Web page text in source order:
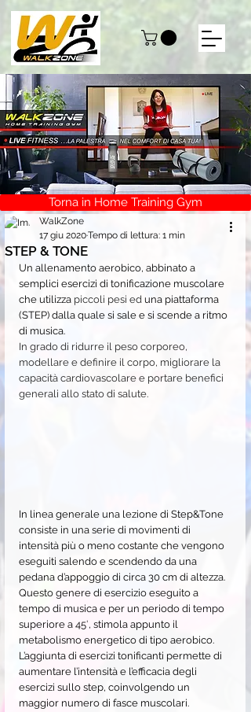
Torna in Home Training Gym
STEP & TONE
WalkZone
17 giu 2020Tempo di lettura: 1 min
Un allenamento aerobico, abbinato a
semplici esercizi di tonificazione muscolare
che utilizza piccoli pesi ed una piattaforma
(STEP) dalla quale si sale e si scende a ritmo
di musica.
In grado di ridurre il peso corporeo,
modellare e definire il corpo, migliorare la
capacità cardiovascolare e portare benefici
generali allo stato di salute.
In linea generale una lezione di Step&Tone
consiste in una serie di movimenti di
intensità più o meno costante che vengono
eseguiti salendo e scendendo da una
pedana d’appoggio di circa 30 cm di altezza.
Questo genere di esercizio eseguito a
tempo di musica e per un periodo di tempo
superiore a 45′, stimola appunto il
metabolismo energetico di tipo aerobico.
L’aggiunta di esercizi tonificanti permette di
aumentare l’intensità e l’efficacia degli
esercizi sullo step, coinvolgendo un
maggior numero di fasce muscolari.